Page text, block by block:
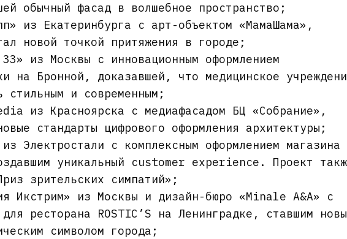
обычный фасад в волшебное пространство;
из Екатеринбурга с арт-объектом «МамаШама»,
новой точкой притяжения в городе;
из Москвы с инновационным оформлением
на Бронной, доказавшей, что медицинское
стильным и современным;
из Красноярска с медиафасадом БЦ «Собрание»,
стандарты цифрового оформления архитектуры;
Электростали с комплексным оформлением магазина
уникальный customer experience. Проект
зрительских симпатий»;
Икстрим» из Москвы и дизайн-бюро «Minale A&A» с
для ресторана ROSTIC’S на Ленинградке, ставшим
символом города;